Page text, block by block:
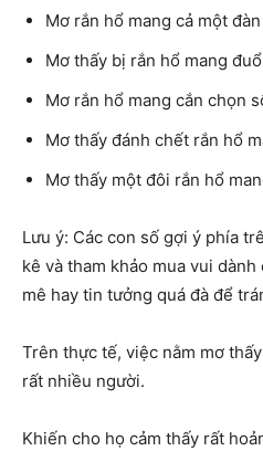
Mơ rắn hổ mang cả một
Mơ thấy bị rắn hổ mang
Mơ rắn hổ mang cắn chọn
Mơ thấy đánh chết rắn hổ
Mơ thấy một đôi rắn hổ
Lưu ý: Các con số gợi ý phía
kê và tham khảo mua vui
mê hay tin tưởng quá đà để
Trên thực tế, việc nằm mơ
rất nhiều người.
Khiến cho họ cảm thấy rất